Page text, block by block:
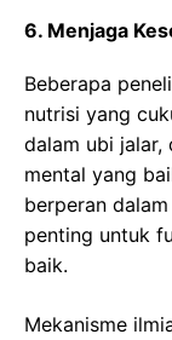
6. Menjaga
Beberapa
nutrisi yang
dalam ubi jalar,
mental yang
berperan
penting untuk
baik.
Mekanisme